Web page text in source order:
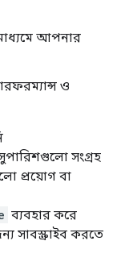
আপনার
ও
সংগ্রহ
প্রয়োগ বা
ব্যবহার করে
সাবস্ক্রাইব করতে